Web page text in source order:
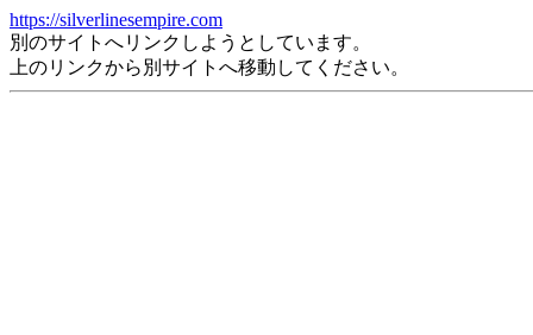
https://silverlinesempire.com
別のサイトへリンクしようとしています。
上のリンクから別サイトへ移動してください。